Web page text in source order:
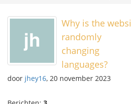
Why is the
randomly
changing
languages?
door jhey16, 20 november 2023